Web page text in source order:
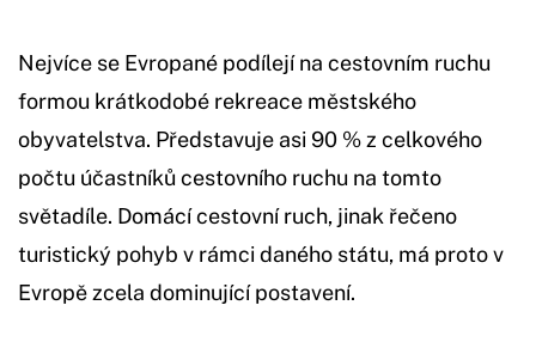
Nejvíce se Evropané podílejí na cestovním ruchu
formou krátkodobé rekreace městského
obyvatelstva. Představuje asi 90 % z celkového
počtu účastníků cestovního ruchu na tomto
světadíle. Domácí cestovní ruch, jinak řečeno
turistický pohyb v rámci daného státu, má proto v
Evropě zcela dominující postavení.